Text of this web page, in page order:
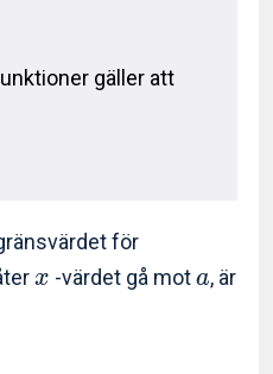
gäller att
för
x -värdet gå mota, är